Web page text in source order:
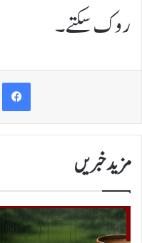
روک سکتے۔
مزید خبریں